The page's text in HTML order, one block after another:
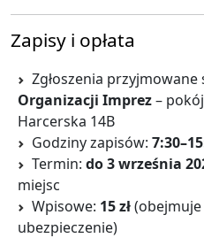
Zapisy i opłata
Zgłoszenia przyjmowane
Organizacji Imprez–
Harcerska 14B
Godziny zapisów:
Termin: do 3 września
miejsc
Wpisowe: 15 zł
ubezpieczenie)